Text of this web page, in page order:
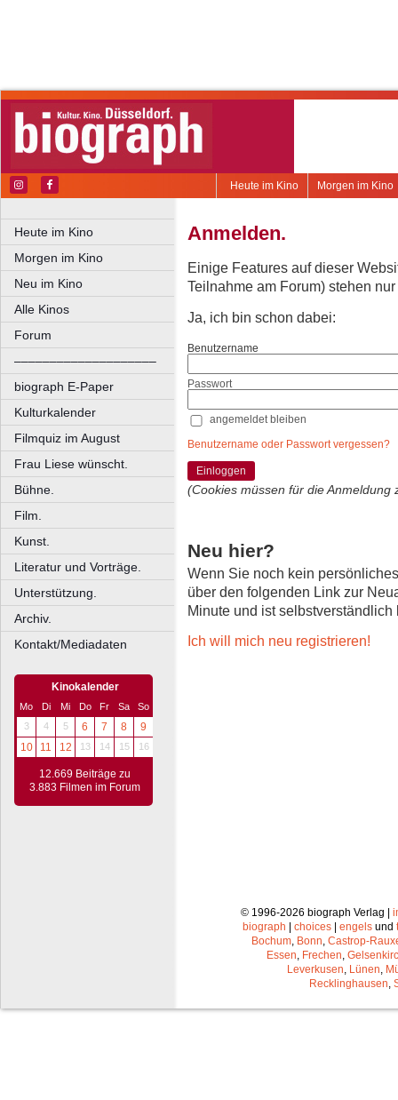
Morgen im Kino
Heute im Kino
Heute im Kino
Morgen im Kino
Neu im Kino
Alle Kinos
Forum
––––––––––––––––––––
biograph E-Paper
Kulturkalender
Filmquiz im August
Frau Liese wünscht.
Bühne.
Film.
Kunst.
Literatur und Vorträge.
Unterstützung.
Archiv.
Kontakt/Mediadaten
Kinokalender
Mo Di Mi Do Fr Sa
So
3
4 5 6 7 8
9
10
11 12 13 14 15 16
12.669 Beiträge zu
3.883 Filmen im Forum
Anmelden.
Einige Features auf dieser
Teilnahme am Forum) stehen
Ja, ich bin schon dabei:
Benutzername
Passwort
angemeldet bleiben
Benutzername oder Passwort vergessen?
Einloggen
(Cookies müssen für die Anmeldung
Neu hier?
Wenn Sie noch kein
über den folgenden Link zur
Minute und ist selbstverständlich
Ich will mich neu registrieren!
© 1996-2026 biograph Verlag |
biograph
choices engels und
Bochum, Bonn, Castrop-
Essen, Frechen,
Leverkusen, Lünen,
Recklinghausen,